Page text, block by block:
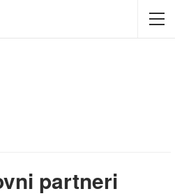
partneri